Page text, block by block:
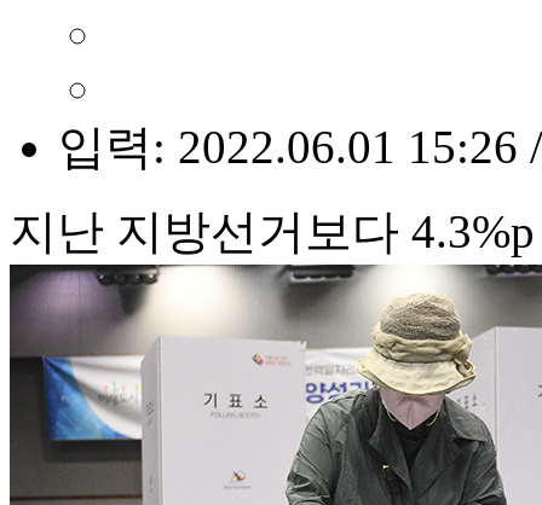
입력: 2022.06.01 15:26
지난 지방선거보다